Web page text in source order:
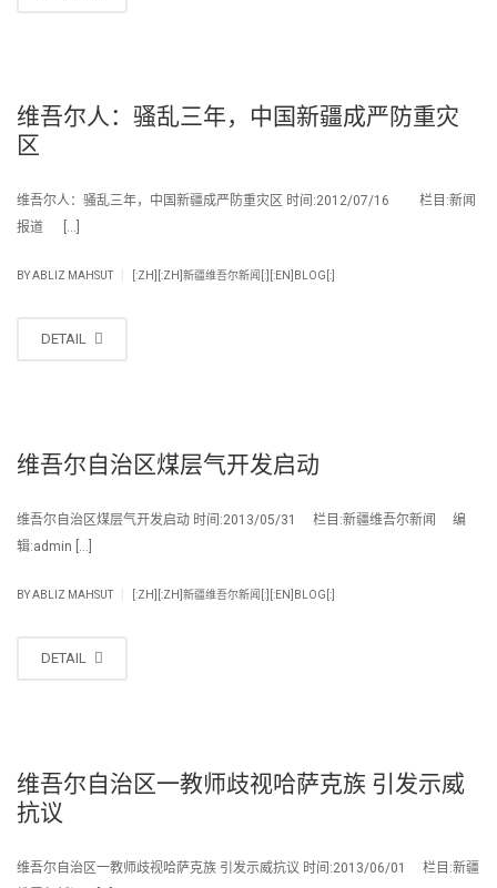
维吾尔人：骚乱三年，中国新疆成严防重灾
区
维吾尔人：骚乱三年，中国新疆成严防重灾区 时间:2012/07/16 栏目:新闻
报道 […]
BYABLIZ MAHSUT [:ZH][:ZH]新疆维吾尔新闻[:][:EN]BLOG[:]
DETAIL
维吾尔自治区煤层气开发启动
维吾尔自治区煤层气开发启动 时间:2013/05/31 栏目:新疆维吾尔新闻 编
辑:admin […]
BYABLIZ MAHSUT [:ZH][:ZH]新疆维吾尔新闻[:][:EN]BLOG[:]
DETAIL
维吾尔自治区一教师歧视哈萨克族 引发示威
抗议
维吾尔自治区一教师歧视哈萨克族 引发示威抗议 时间:2013/06/01 栏目:新疆